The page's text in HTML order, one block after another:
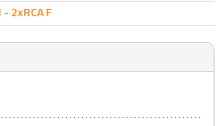
2xRCA F